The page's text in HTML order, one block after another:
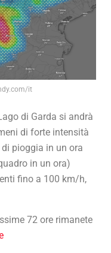
it
di Garda si andrà
di forte intensità
pioggia in un ora
in un ora)
fino a 100 km/h,
72 ore rimanete